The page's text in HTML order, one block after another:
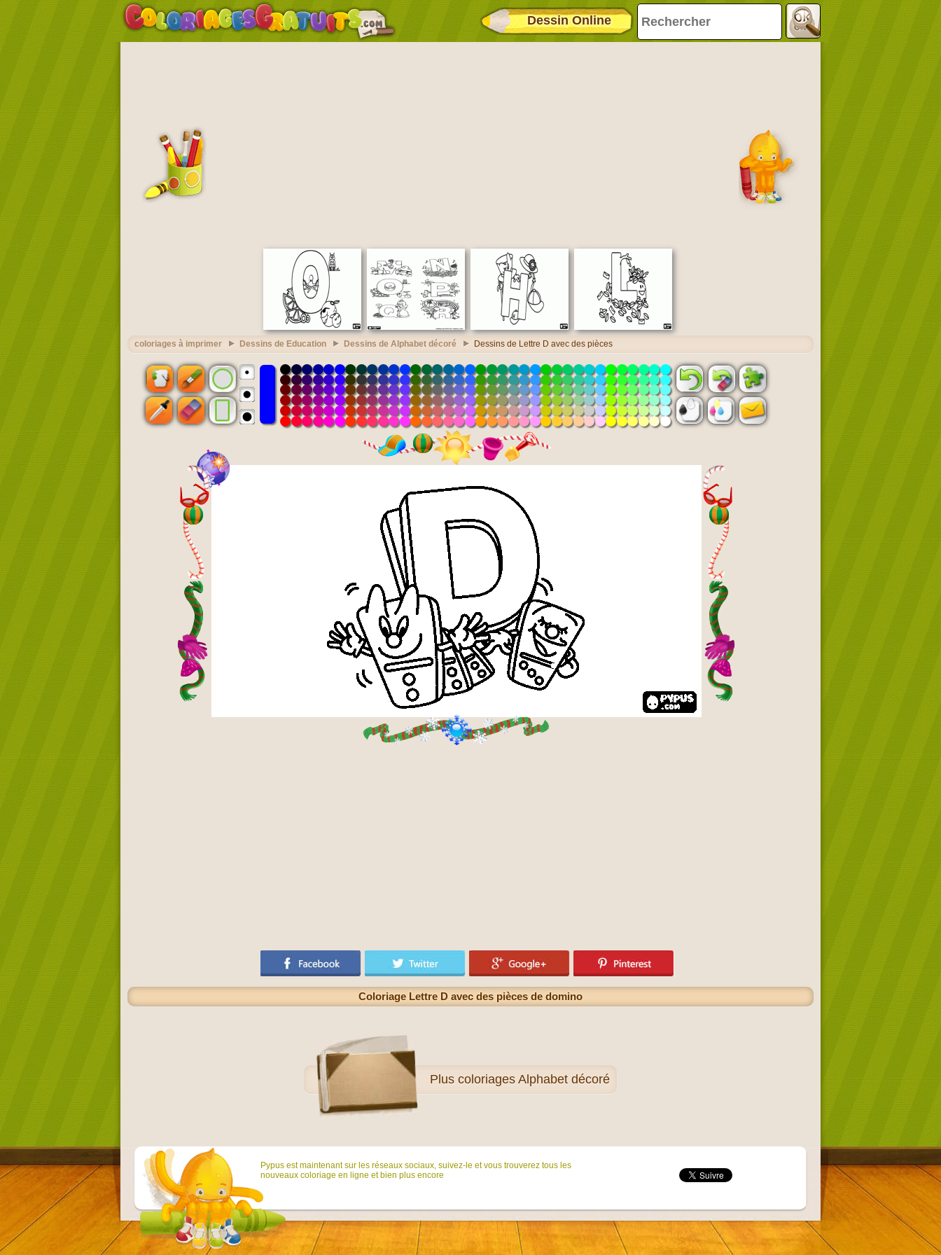
Dessin Online
coloriages à imprimer Dessins de Education Dessins de Alphabet décoré Dessins de Lettre D avec des pièces
Coloriage Lettre D avec des pièces de domino
Plus coloriages Alphabet décoré
Pypus est maintenant sur ​​les réseaux sociaux, suivez-le et vous trouverez tous les
nouveaux coloriage en ligne et bien plus encore